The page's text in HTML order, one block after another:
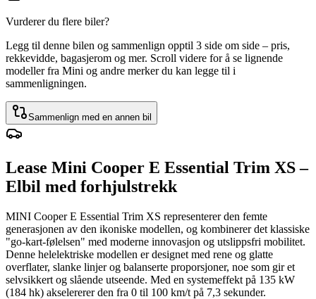
Vurderer du flere biler?
Legg til denne bilen og sammenlign opptil 3 side om side – pris,
rekkevidde, bagasjerom og mer. Scroll videre for å se lignende
modeller fra Mini og andre merker du kan legge til i
sammenligningen.
Sammenlign med en annen bil
Lease Mini Cooper E Essential Trim XS –
Elbil med forhjulstrekk
MINI Cooper E Essential Trim XS representerer den femte
generasjonen av den ikoniske modellen, og kombinerer det klassiske
"go-kart-følelsen" med moderne innovasjon og utslippsfri mobilitet.
Denne helelektriske modellen er designet med rene og glatte
overflater, slanke linjer og balanserte proporsjoner, noe som gir et
selvsikkert og slående utseende. Med en systemeffekt på 135 kW
(184 hk) akselererer den fra 0 til 100 km/t på 7,3 sekunder.